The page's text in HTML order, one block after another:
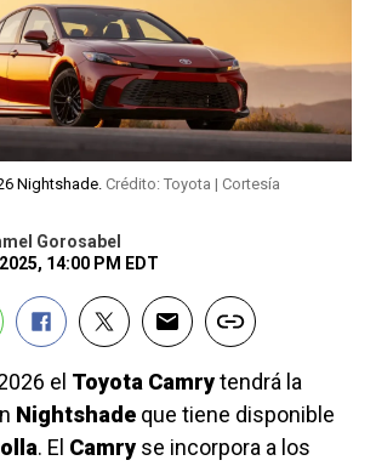
Nightshade. Crédito: Toyota | Cortesía
Gorosabel
14:00 PM EDT
el Toyota Camrytendrá la
Nightshade que tiene disponible
. El Camry se incorpora a los